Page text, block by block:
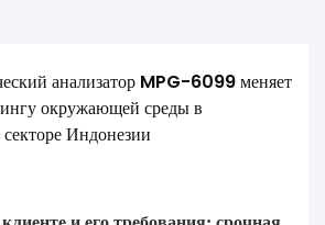
анализатор MPG-6099 меняет
окружающей среды в
Индонезии